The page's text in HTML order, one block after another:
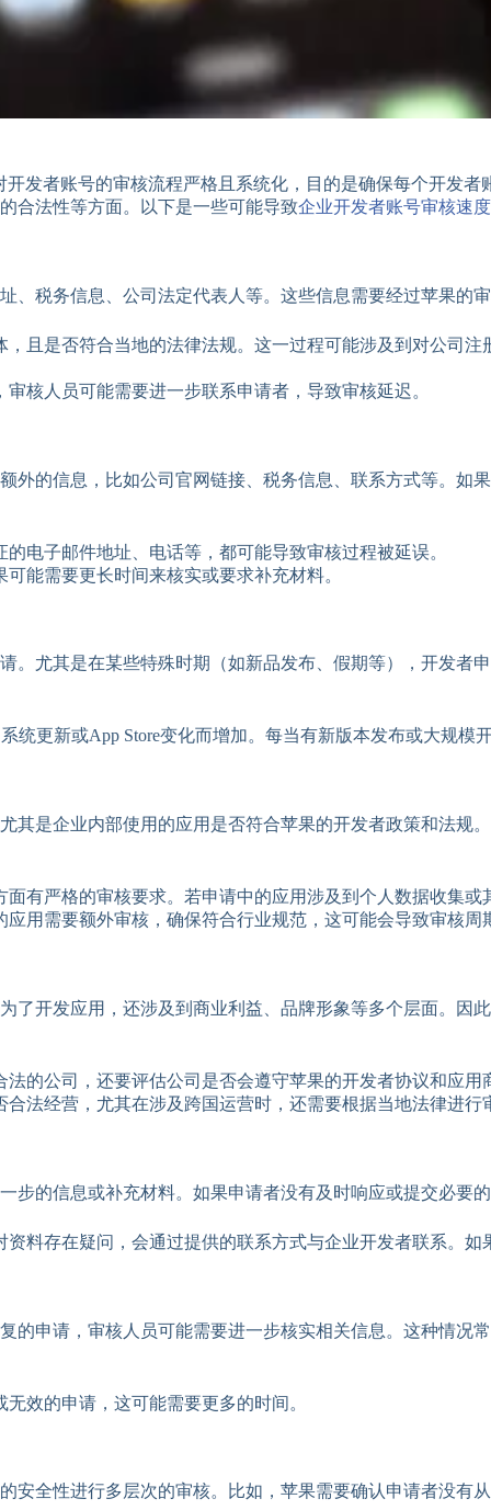
发者账号的审核流程严格且系统化，目的是确保每个开发
合法性等方面。以下是一些可能导致企业开发者账号审核速度
、税务信息、公司法定代表人等。这些信息需要经过苹果的
且是否符合当地的法律法规。这一过程可能涉及到对公司
核人员可能需要进一步联系申请者，导致审核延迟。
外的信息，比如公司官网链接、税务信息、联系方式等。如
电子邮件地址、电话等，都可能导致审核过程被延误。
能需要更长时间来核实或要求补充材料。
。尤其是在某些特殊时期（如新品发布、假期等），开发者
统更新或App Store变化而增加。每当有新版本发布或大规
其是企业内部使用的应用是否符合苹果的开发者政策和法规
有严格的审核要求。若申请中的应用涉及到个人数据收集
用需要额外审核，确保符合行业规范，这可能会导致审核周
了开发应用，还涉及到商业利益、品牌形象等多个层面。因
的公司，还要评估公司是否会遵守苹果的开发者协议和应
法经营，尤其在涉及跨国运营时，还需要根据当地法律进行
步的信息或补充材料。如果申请者没有及时响应或提交必要
料存在疑问，会通过提供的联系方式与企业开发者联系。
的申请，审核人员可能需要进一步核实相关信息。这种情况
效的申请，这可能需要更多的时间。
安全性进行多层次的审核。比如，苹果需要确认申请者没有